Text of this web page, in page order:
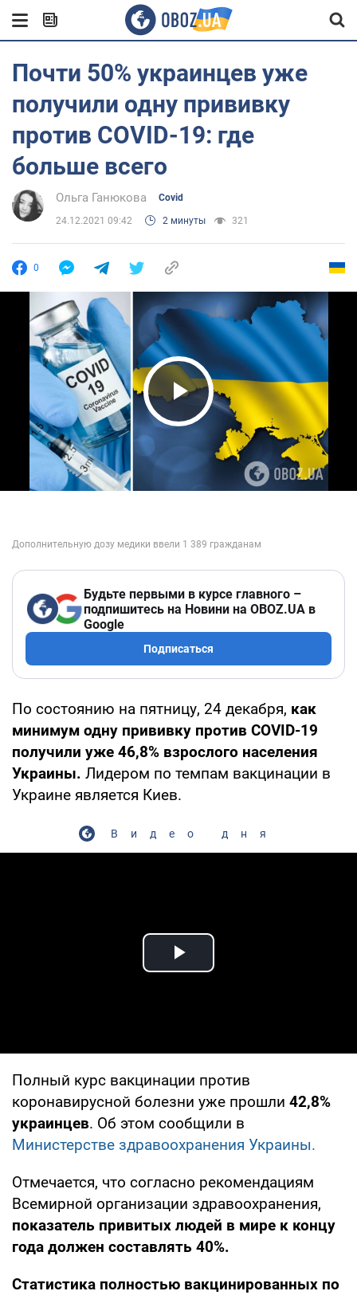
Почти 50% украинцев уже
получили одну прививку
против COVID-19: где
больше всего
Ольга Ганюкова Covid
24.12.2021 09:42 2 минуты 321
0
Play Video
Будьте первыми в курсе главного –
подпишитесь на Новини на OBOZ.UA в
Google
Подписаться
По состоянию на пятницу, 24 декабря, как
минимум одну прививку против COVID-19
получили уже 46,8% взрослого населения
Украины. Лидером по темпам вакцинации в
Украине является Киев.
Видео дня
Play Video
Полный курс вакцинации против
коронавирусной болезни уже прошли 42,8%
украинцев. Об этом сообщили в
Министерстве здравоохранения Украины.
Отмечается, что согласно рекомендациям
Всемирной организации здравоохранения,
показатель привитых людей в мире к концу
года должен составлять 40%.
Статистика полностью вакцинированных по